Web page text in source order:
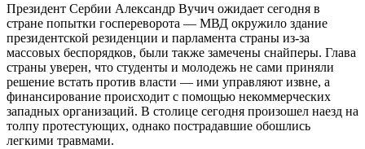
Президент Сербии Александр Вучич ожидает сегодня в
стране попытки госпереворота — МВД окружило здание
президентской резиденции и парламента страны из-за
массовых беспорядков, были также замечены снайперы. Глава
страны уверен, что студенты и молодежь не сами приняли
решение встать против власти — ими управляют извне, а
финансирование происходит с помощью некоммерческих
западных организаций. В столице сегодня произошел наезд на
толпу протестующих, однако пострадавшие обошлись
легкими травмами.